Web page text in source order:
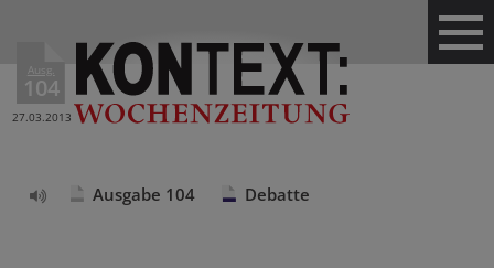
Ausg.
104
27.03.2013
Ausgabe 104 Debatte